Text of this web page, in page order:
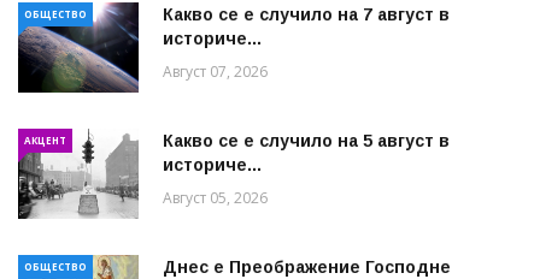
ОБЩЕСТВО
Какво се е случило на 7 август в
историче...
Август 07, 2026
АКЦЕНТ
Какво се е случило на 5 август в
историче...
Август 05, 2026
ОБЩЕСТВО Днес е Преображение Господне